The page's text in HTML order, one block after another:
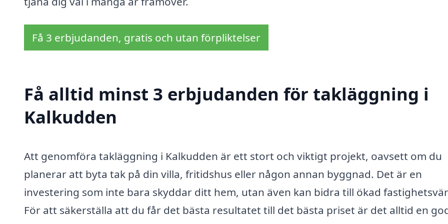
Få 3 erbjudanden, gratis och utan förpliktelser
Få alltid minst 3 erbjudanden för takläggning i
Kalkudden
Att genomföra takläggning i Kalkudden är ett stort och viktigt projekt, oavsett om du
planerar att byta tak på din villa, fritidshus eller någon annan byggnad. Det är en
investering som inte bara skyddar ditt hem, utan även kan bidra till ökad
För att säkerställa att du får det bästa resultatet till det bästa priset är det alltid en